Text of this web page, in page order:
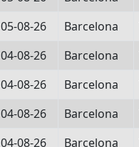
05-08-26 Barcelona
04-08-26 Barcelona
04-08-26 Barcelona
04-08-26 Barcelona
04-08-26 Barcelona